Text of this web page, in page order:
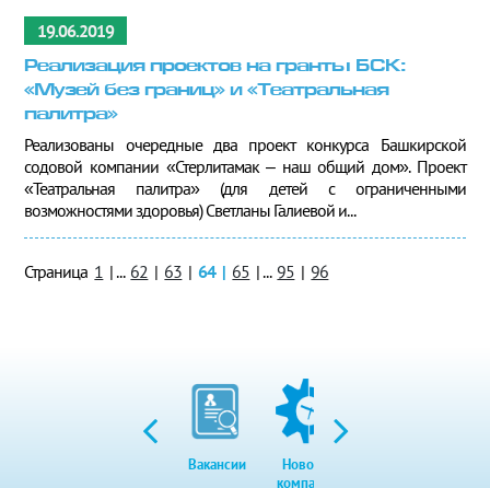
19.06.2019
Реализация проектов на гранты БСК:
«Музей без границ» и «Театральная
палитра»
Реализованы очередные два проект конкурса Башкирской
содовой компании «Стерлитамак – наш общий дом». Проект
«Театральная палитра» (для детей с ограниченными
возможностями здоровья) Светланы Галиевой и...
Страница 1 | ... 62 | 63 | 64 | 65 | ... 95 | 96
Вакансии
Новости
компании